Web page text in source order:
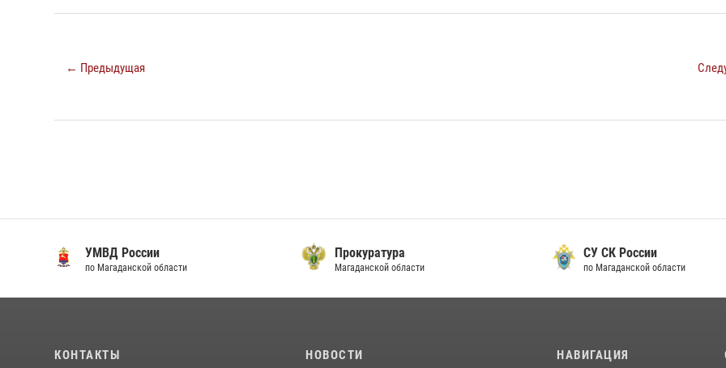
← Предыдущая
УМВД России
по Магаданской области
Прокуратура
Магаданской области
СУ СК России
по Магаданской области
КОНТАКТЫ НОВОСТИ НАВИГАЦИЯ